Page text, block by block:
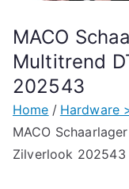
MACO
Multitrend
202543
Home
Hardware
MACO
Zilverlook 202543